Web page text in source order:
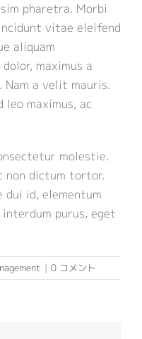
pharetra. Morbi
vitae eleifend
aliquam
maximus a
a velit mauris.
leo maximus, ac
molestie.
non dictum tortor.
id, elementum
purus, eget
| 0 コメント